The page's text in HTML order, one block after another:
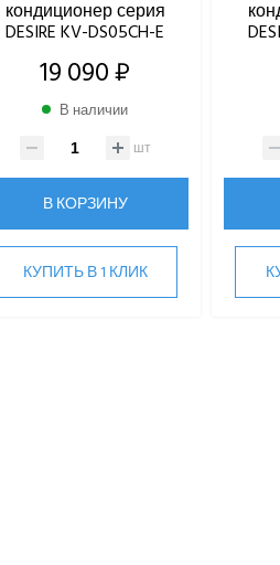
кондиционер серия
DESIRE KV-DS05CH-E
19 090 ₽
В наличии
шт
В КОРЗИНУ
КУПИТЬ В 1 КЛИК